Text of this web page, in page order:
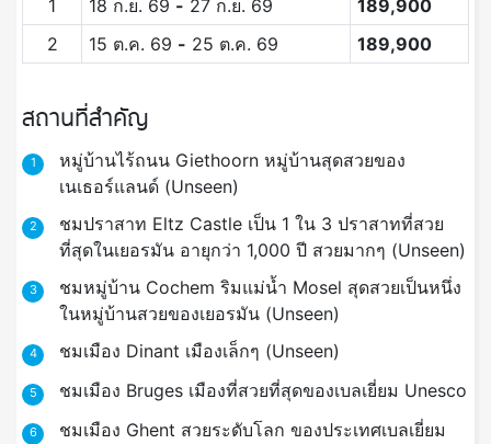
1 18 ก.ย. 69 - 27 ก.ย. 69
189,900
2
15 ต.ค. 69 - 25 ต.ค. 69 189,900
สถานที่สำคัญ
1
หมู่บ้านไร้ถนน Giethoorn หมู่บ้านสุดสวยของ
เนเธอร์แลนด์ (Unseen)
2
ชมปราสาท Eltz Castle เป็น 1 ใน 3 ปราสาทที่สวย
ที่สุดในเยอรมัน อายุกว่า 1,000 ปี สวยมากๆ (Unseen)
3
ชมหมู่บ้าน Cochem ริมแม่น้ำ Mosel สุดสวยเป็นหนึ่ง
ในหมู่บ้านสวยของเยอรมัน (Unseen)
4 ชมเมือง Dinant เมืองเล็กๆ (Unseen)
5 ชมเมือง Bruges เมืองที่สวยที่สุดของเบลเยี่ยม Unesco
6
ชมเมือง Ghent สวยระดับโลก ของประเทศเบลเยี่ยม